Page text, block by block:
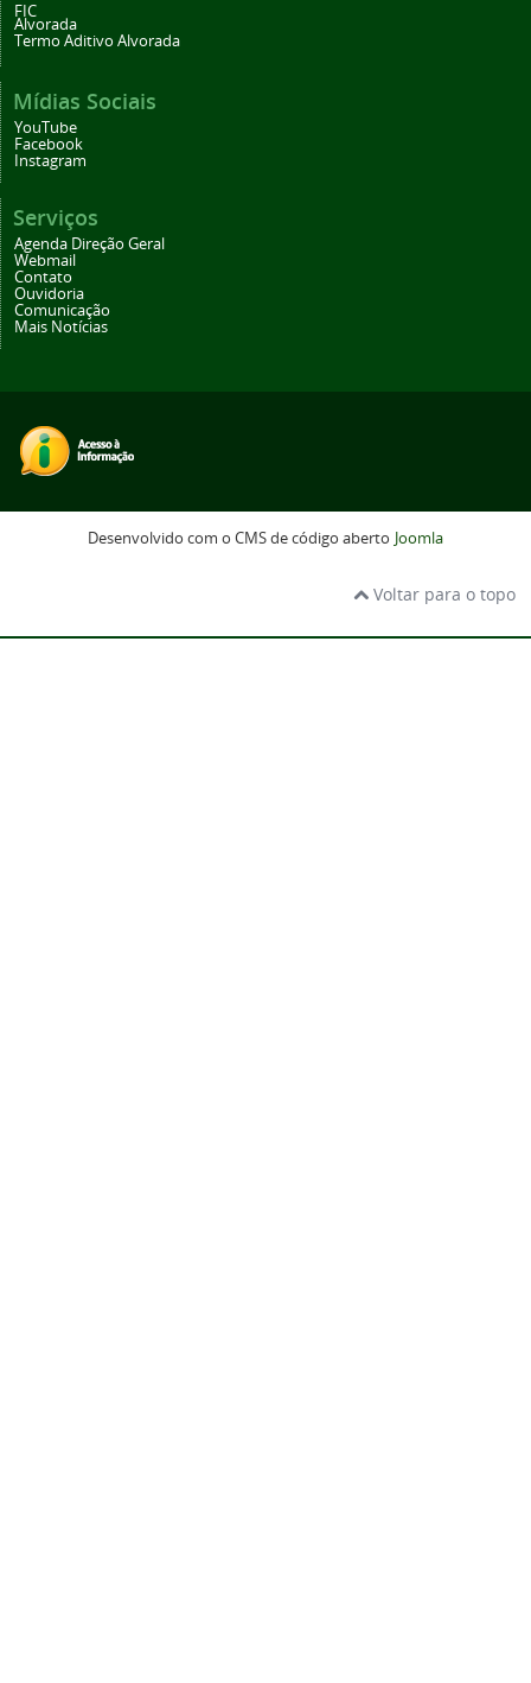
FIC
Alvorada
Termo Aditivo Alvorada
Mídias Sociais
YouTube
Facebook
Instagram
Serviços
Agenda Direção Geral
Webmail
Contato
Ouvidoria
Comunicação
Mais Notícias
Desenvolvido com o CMS de código aberto Joomla
Voltar para o topo